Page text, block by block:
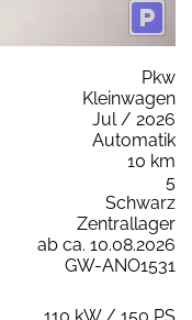
Pkw
Kleinwagen
Jul / 2026
Automatik
10 km
5
Schwarz
Zentrallager
ab ca. 10.08.2026
GW-ANO1531